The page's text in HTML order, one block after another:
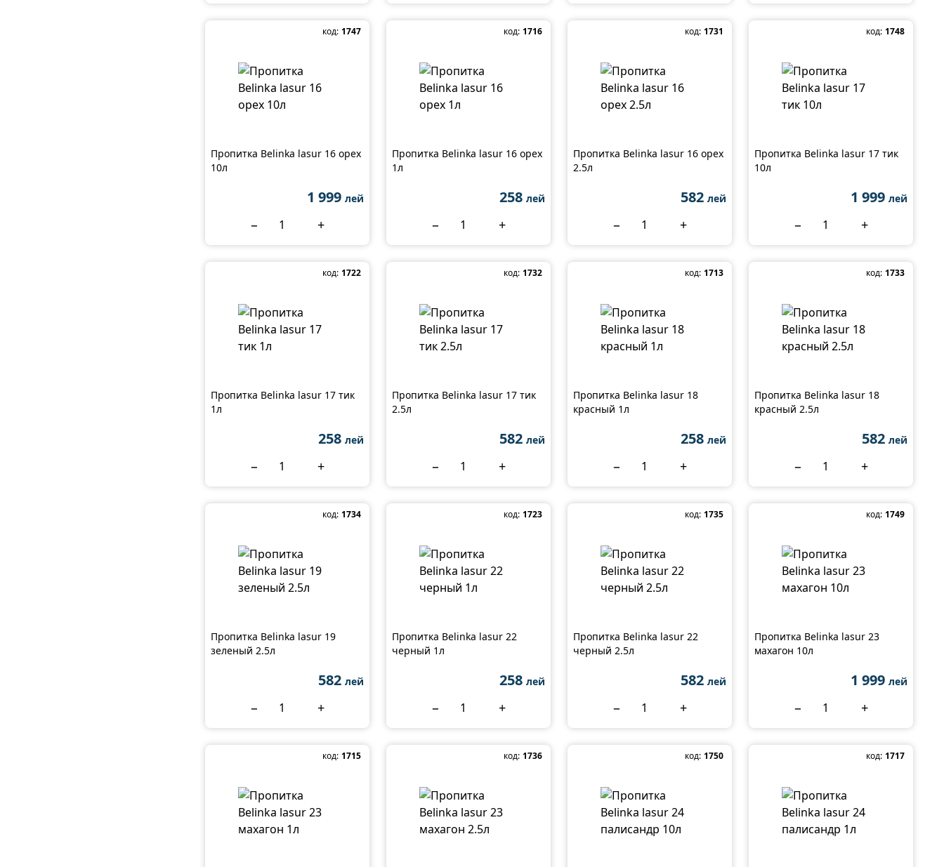
код: 1747
Пропитка Belinka lasur 16 орех
10л
1 999 лей
− +
код: 1716
Пропитка Belinka lasur 16 орех
1л
258 лей
− +
код: 1731
Пропитка Belinka lasur 16 орех
2.5л
582 лей
− +
код: 1748
Пропитка Belinka lasur 17 тик
10л
1 999 лей
− +
код: 1722
Пропитка Belinka lasur 17 тик
1л
258 лей
− +
код: 1732
Пропитка Belinka lasur 17 тик
2.5л
582 лей
− +
код: 1713
Пропитка Belinka lasur 18
красный 1л
258 лей
− +
код: 1733
Пропитка Belinka lasur 18
красный 2.5л
582 лей
− +
код: 1734
Пропитка Belinka lasur 19
зеленый 2.5л
582 лей
− +
код: 1723
Пропитка Belinka lasur 22
черный 1л
258 лей
− +
код: 1735
Пропитка Belinka lasur 22
черный 2.5л
582 лей
− +
код: 1749
Пропитка Belinka lasur 23
махагон 10л
1 999 лей
− +
код: 1715 код: 1736 код: 1750 код: 1717